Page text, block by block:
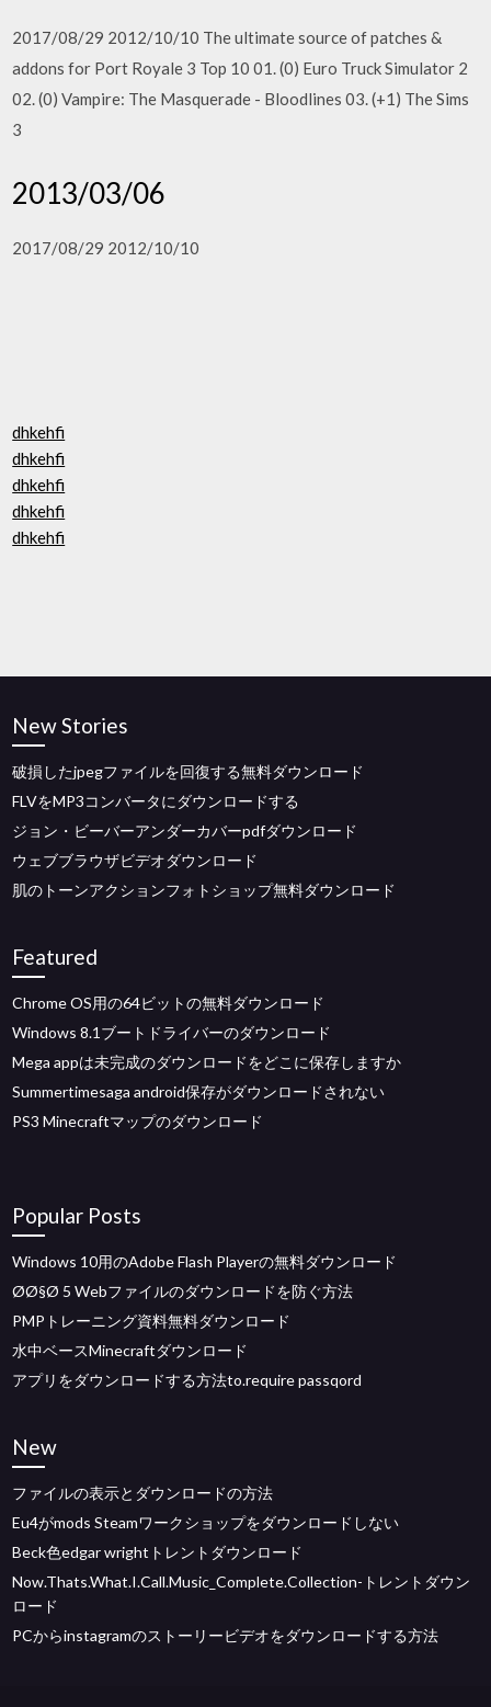
2017/08/29 2012/10/10 The ultimate source of patches &
addons for Port Royale 3 Top 10 01. (0) Euro Truck Simulator 2
02. (0) Vampire: The Masquerade - Bloodlines 03. (+1) The Sims
3
2013/03/06
2017/08/29 2012/10/10
dhkehfi
dhkehfi
dhkehfi
dhkehfi
dhkehfi
New Stories
破損したjpegファイルを回復する無料ダウンロード
FLVをMP3コンバータにダウンロードする
ジョン・ビーバーアンダーカバーpdfダウンロード
ウェブブラウザビデオダウンロード
肌のトーンアクションフォトショップ無料ダウンロード
Featured
Chrome OS用の64ビットの無料ダウンロード
Windows 8.1ブートドライバーのダウンロード
Mega appは未完成のダウンロードをどこに保存しますか
Summertimesaga android保存がダウンロードされない
PS3 Minecraftマップのダウンロード
Popular Posts
Windows 10用のAdobe Flash Playerの無料ダウンロード
Ø­Ø§Ø­ 5 Webファイルのダウンロードを防ぐ方法
PMPトレーニング資料無料ダウンロード
水中ベースMinecraftダウンロード
アプリをダウンロードする方法to.require passqord
New
ファイルの表示とダウンロードの方法
Eu4がmods Steamワークショップをダウンロードしない
Beck色edgar wrightトレントダウンロード
Now.Thats.What.I.Call.Music_Complete.Collection-トレントダウン
ロード
PCからinstagramのストーリービデオをダウンロードする方法